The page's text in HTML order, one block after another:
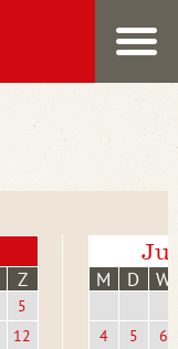
Z
5
12
M D W
4 5
6